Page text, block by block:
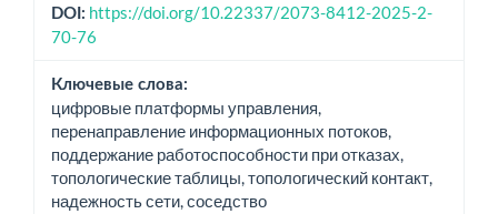
DOI: https://doi.org/10.22337/2073-8412-2025-2-
70-76
Ключевые слова:
цифровые платформы управления,
перенаправление информационных потоков,
поддержание работоспособности при отказах,
топологические таблицы, топологический контакт,
надежность сети, соседство